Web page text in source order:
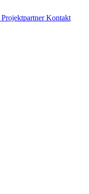
ProjektpartnerKontakt